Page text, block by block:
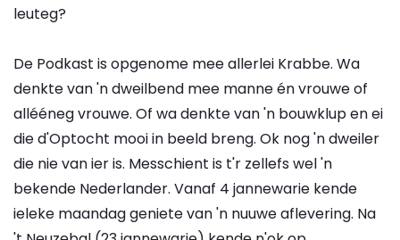
leuteg?
De Podkast is opgenome mee allerlei Krabbe. Wa
denkte van 'n dweilbend mee manne én vrouwe of
allééneg vrouwe. Of wa denkte van 'n bouwklup en ei
die d'Optocht mooi in beeld breng. Ok nog 'n dweiler
die nie van ier is. Messchient is t'r zellefs wel 'n
bekende Nederlander. Vanaf 4 jannewarie kende
ieleke maandag geniete van 'n nuuwe aflevering. Na